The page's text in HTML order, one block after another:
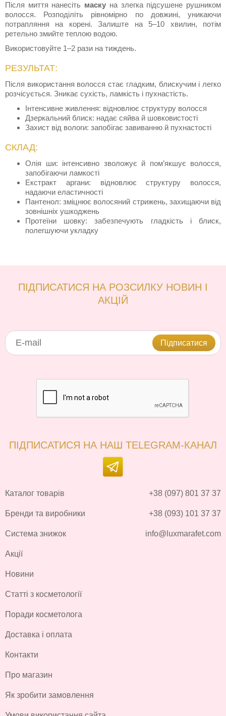
Після миття нанесіть маску на злегка підсушене рушником
волосся. Розподіліть рівномірно по довжині, уникаючи
потрапляння на корені. Залиште на 5–10 хвилин, потім
ретельно змийте теплою водою.
Використовуйте 1–2 рази на тиждень.
РЕЗУЛЬТАТ:
Після використання волосся стає гладким, блискучим і легко
розчісується. Зникає сухість, ламкість і пухнастість.
Інтенсивне живлення: відновлює структуру волосся
Дзеркальний блиск: надає сяйва й шовковистості
Захист від вологи: запобігає завиванню й пухнастості
СКЛАД:
Олія ши: інтенсивно зволожує й пом’якшує волосся,
запобігаючи ламкості
Екстракт аргани: відновлює структуру волосся,
надаючи еластичності
Пантенол: зміцнює волосяний стрижень, захищаючи від
зовнішніх ушкоджень
Протеїни шовку: забезпечують гладкість і блиск,
полегшуючи укладку
ПІДПИСАТИСЯ НА РОЗСИЛКУ НОВИН І
АКЦІЙ
Підписатися
ПІДПИСАТИСЯ НА НАШ TELEGRAM-КАНАЛ
Каталог товарів
Бренди та виробники
Система знижок
Акції
Новини
Статті з косметології
Поради косметолога
Доставка і оплата
Контакти
Про магазин
Як зробити замовлення
+38 (097) 801 37 37
+38 (093) 101 37 37
info@luxmarafet.com